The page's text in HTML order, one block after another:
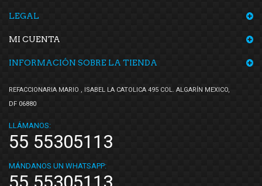
LEGAL
MI CUENTA
INFORMACIÓN SOBRE LA TIENDA
REFACCIONARIA MARIO , ISABEL LA CATOLICA 495 COL. ALGARÍN MEXICO,
DF 06880
LLÁMANOS:
55 55305113
MÁNDANOS UN WHATSAPP: